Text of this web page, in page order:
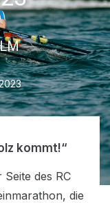
kommt!“
des RC
die